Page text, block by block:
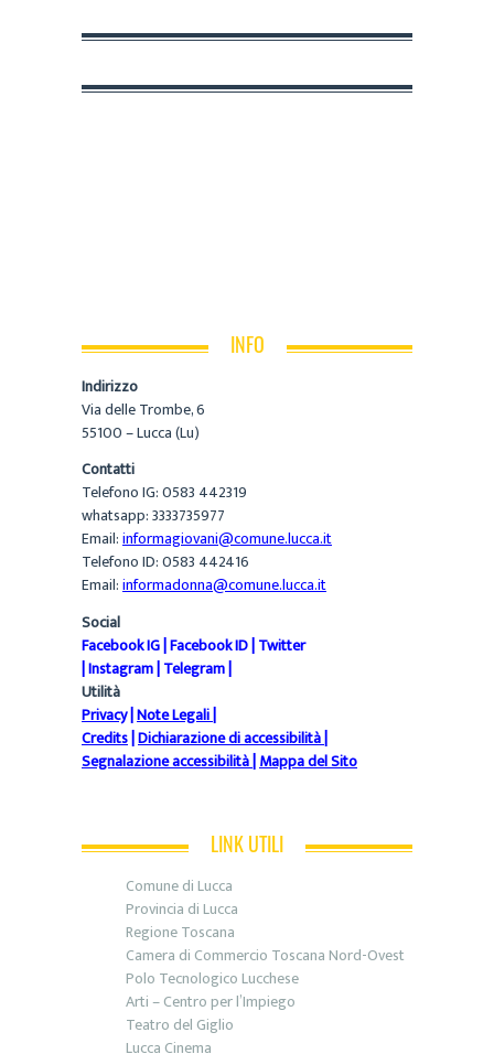
INFO
Indirizzo
Via delle Trombe, 6
55100 – Lucca (Lu)
Contatti
Telefono IG: 0583 442319
whatsapp: 3333735977
Email:informagiovani@comune.lucca.it
Telefono ID: 0583 442416
Email:informadonna@comune.lucca.it
Social
Facebook IG|Facebook ID|Twitter
|Instagram|Telegram|
Utilità
Privacy|Note Legali|
Credits|Dichiarazione di accessibilità|
Segnalazione accessibilità|Mappa del Sito
LINK UTILI
Comune di Lucca
Provincia di Lucca
Regione Toscana
Camera di Commercio Toscana Nord-Ovest
Polo Tecnologico Lucchese
Arti – Centro per l’Impiego
Teatro del Giglio
Lucca Cinema